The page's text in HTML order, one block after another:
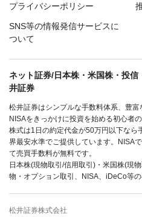
プライバシーポリシー
SNS等の情報発信サービスに
ついて
ネット証券/日本株・米国株・投
井証券
松井証券はシンプルな手数料体系、豊
NISAをきっかけに投資を始める初心者
株式は1日の約定代金が50万円以下なら
界最安水準でご提供しています。NISA
て売買手数料が無料です。
日本株(現物取引/信用取引)・米国株(現
物・オプション取引、NISA、iDeCo等
松井証券株式会社